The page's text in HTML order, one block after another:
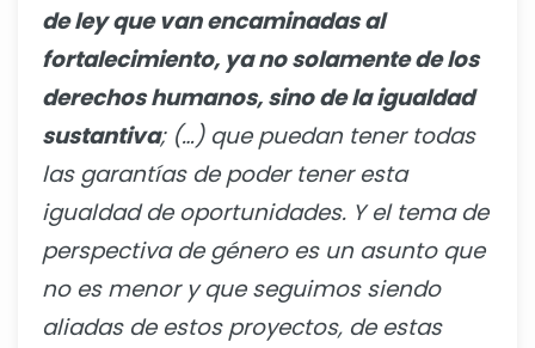
de ley que van encaminadas al
fortalecimiento, ya no solamente de los
derechos humanos, sino de la igualdad
sustantiva; (…) que puedan tener todas
las garantías de poder tener esta
igualdad de oportunidades. Y el tema de
perspectiva de género es un asunto que
no es menor y que seguimos siendo
aliadas de estos proyectos, de estas